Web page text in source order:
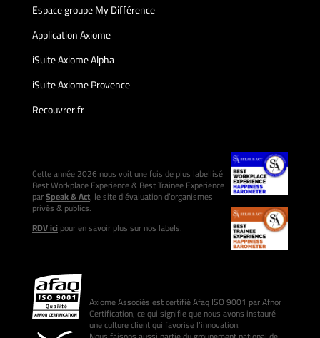
Espace groupe My Différence
Application Axiome
iSuite Axiome Alpha
iSuite Axiome Provence
Recouvrer.fr
Cette année 2026 nous voit une fois de plus labellisé
Best Workplace Experience & Best Trainee Experience
parSpeak & Act, le site d’évaluation d’organismes
privés & publics.
RDV icipour en savoir plus sur nos labels.
Axiome Associés est certifié Afaq ISO 9001 par Afnor
Certification, ce qui signifie que nous avons instauré
une culture client qui favorise l’innovation.